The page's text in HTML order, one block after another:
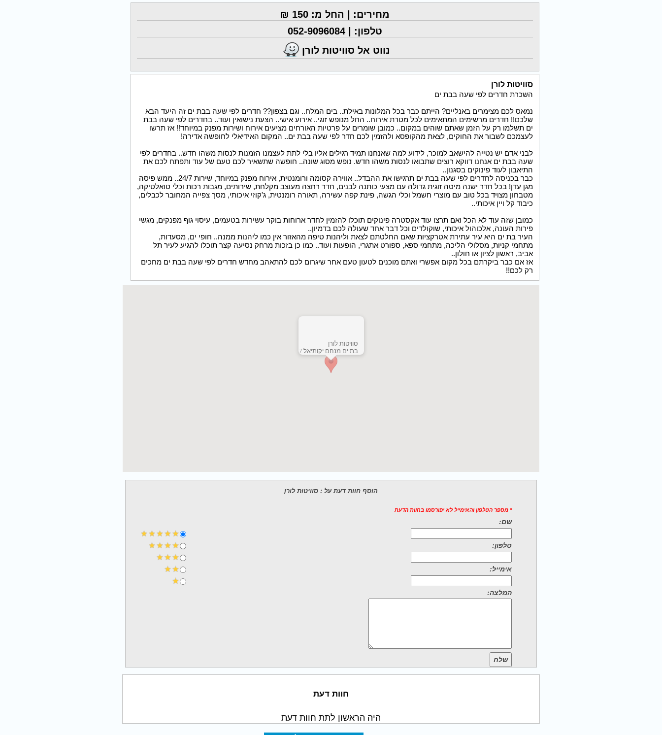
מחירים: | החל מ: 150 ₪
טלפון: | 052-9096084
נווט אל סוויטות לורן
סוויטות לורן
השכרת חדרים לפי שעה בבת ים
נמאס לכם מצימרים באנליים? הייתם כבר בכל המלונות באילת.. בים המלח.. וגם בצפון?? חדרים לפי שעה בבת ים זה היעד הבא
שלכם!! חדרים מרשימים המתאימים לכל מטרת אירוח.. החל מנופש זוגי.. אירוע אישי.. הצעת נישואין ועוד.. בחדרים לפי שעה בבת
ים תשלמו רק על הזמן שאתם שוהים במקום.. כמובן שומרים על פרטיות האורחים מציעים אירוח ושירות מפנק במיוחד!! אז תרשו
לעצמכם לשבור את החוקים, לצאת מהקופסא ולהזמין לכם חדר לפי שעה בבת ים.. המקום האידיאלי לחופשה אדירה!
לבני אדם יש נטייה להישאב למוכר, לידוע למה שאנחנו תמיד רגילים אליו בלי לתת לעצמנו הזמנות לנסות משהו חדש.. בחדרים לפי
שעה בבת ים אנחנו דווקא רוצים שתבואו לנסות משהו חדש. נופש מסוג שונה.. חופשה שתשאיר לכם טעם של עוד ותפתח לכם את
התיאבון לעוד פינוקים בסגנון..
כבר בכניסה לחדרים לפי שעה בבת ים תרגישו את ההבדל.. אווירה קסומה ורומנטית, אירוח מפנק במיוחד, שירות 24/7.. ממש פיסה
מגן עדן! בכל חדר ישנה מיטה זוגית גדולה עם מצעי כותנה לבנים, חדר רחצה מעוצב מקלחת, שירותים, מגבות רכות וכלי טואלטיקה,
מטבחון מצויד בכל טוב עם מוצרי חשמל וכלי הגשה, פינת קפה עשירה, תאורה רומנטית, ג'קוזי איכותי, מסך צפייה המחובר לכבלים,
כיבוד קל ויין איכותי..
כמובן שזה עוד לא הכל ואם תרצו עוד אקסטרה פינוקים תוכלו להזמין לחדר ארוחות בוקר עשירות בטעמים, עיסוי גוף מפנקים, מגשי
פירות העונה, אלכוהול איכותי, שוקולדים וכל דבר אחד שעולה לכם בדמיון..
העיר בת ים היא עיר עתירת אטרקציות שאם החלטתם לצאת וליהנות טיפה מהאזור אין כמו ליהנות ממנה.. חופי ים, מסעדות,
מתחמי קניות, מסלולי הליכה, מתחמי ספא, ספורט אתגרי, הופעות ועוד.. כמו כן בזכות מרחק נסיעה קצר תוכלו להגיע לעיר תל
אביב, ראשון לציון או חולון..
אז אם כבר ביקרתם בכל מקום אפשרי ואתם מוכנים לטעון טעם אחר שיגרום לכם להתאהב מחדש חדרים לפי שעה בבת ים מחכים
רק לכם!!
סוויטות לורן
בת ים מנחם יקותיאל 7
הוסף חוות דעת על : סוויטות לורן
* מספר הטלפון והאימייל לא יפורסמו בחוות הדעת
שם:
טלפון:
אימייל:
המלצה:
שלח
חוות דעת
היה הראשון לתת חוות דעת